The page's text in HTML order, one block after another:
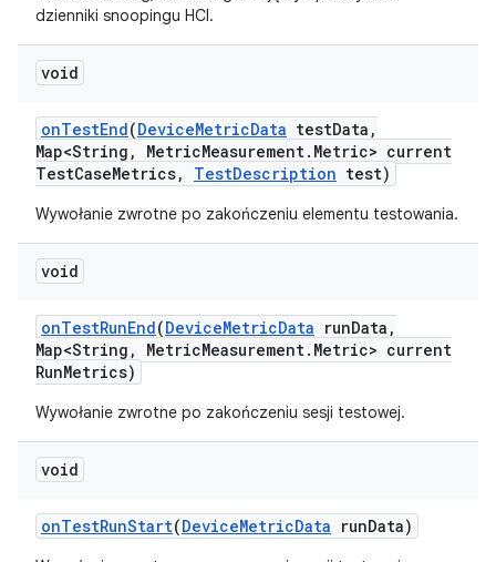
dzienniki snoopingu HCI.
void
onTestEnd(DeviceMetricData testData ,
Map<String , MetricMeasurement. Metric> current
TestCaseMetrics, TestDescription test)
Wywołanie zwrotne po zakończeniu elementu testowania.
void
onTestRunEnd(DeviceMetricData runData ,
Map<String , MetricMeasurement. Metric> current
RunMetrics)
Wywołanie zwrotne po zakończeniu sesji testowej.
void
onTestRunStart(DeviceMetricData runData)